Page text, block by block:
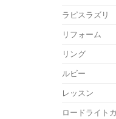
ラピスラズリ
リフォーム
リング
ルビー
レッスン
ロードライト